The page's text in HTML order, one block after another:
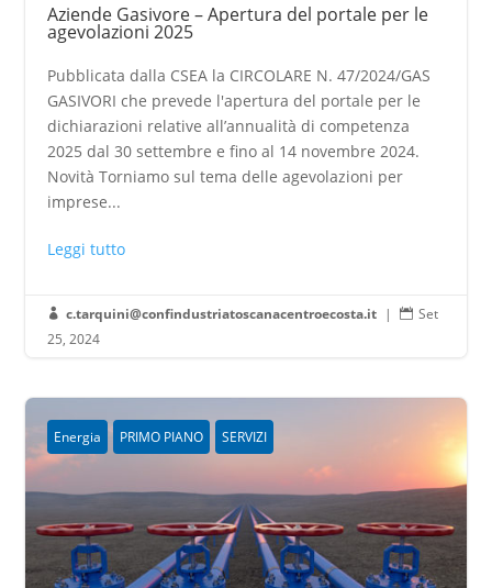
Aziende Gasivore – Apertura del portale per le
agevolazioni 2025
Pubblicata dalla CSEA la CIRCOLARE N. 47/2024/GAS
GASIVORI che prevede l'apertura del portale per le
dichiarazioni relative all’annualità di competenza
2025 dal 30 settembre e fino al 14 novembre 2024.
Novità Torniamo sul tema delle agevolazioni per
imprese...
Leggi tutto
 c.tarquini@confindustriatoscanacentroecosta.it |  Set
25, 2024
Energia PRIMO PIANO SERVIZI